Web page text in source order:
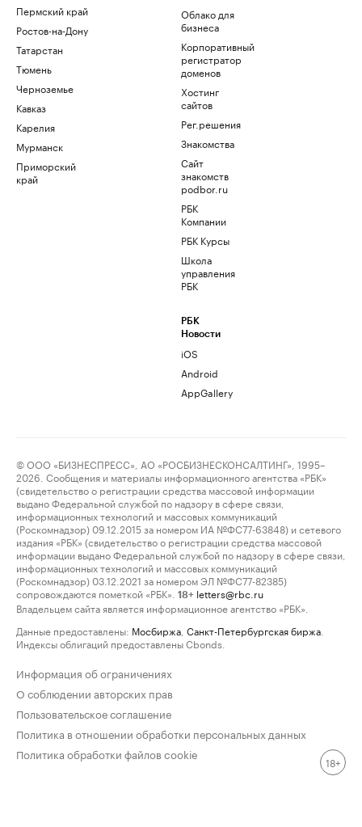
Пермский край
Ростов-на-Дону
Татарстан
Тюмень
Черноземье
Кавказ
Карелия
Мурманск
Приморский
край
Облако для
бизнеса
Корпоративный
регистратор
доменов
Хостинг
сайтов
Рег.решения
Знакомства
Сайт
знакомств
podbor.ru
РБК
Компании
РБК Курсы
Школа
управления
РБК
РБК
Новости
iOS
Android
AppGallery
© ООО «БИЗНЕСПРЕСС», АО «РОСБИЗНЕСКОНСАЛТИНГ», 1995–
2026. Сообщения и материалы информационного агентства «РБК»
(свидетельство о регистрации средства массовой информации
выдано Федеральной службой по надзору в сфере связи,
информационных технологий и массовых коммуникаций
(Роскомнадзор) 09.12.2015 за номером ИА №ФС77-63848) и сетевого
издания «РБК» (свидетельство о регистрации средства массовой
информации выдано Федеральной службой по надзору в сфере связи,
информационных технологий и массовых коммуникаций
(Роскомнадзор) 03.12.2021 за номером ЭЛ №ФС77-82385)
сопровождаются пометкой «РБК».
18+ letters@rbc.ru
Владельцем сайта является информационное агентство «РБК».
Данные предоставлены: Мосбиржа Санкт-Петербургская биржа
Индексы облигаций предоставлены Cbonds.
Информация об ограничениях
О соблюдении авторских прав
Пользовательское соглашение
Политика в отношении обработки персональных данных
Политика обработки файлов cookie
18+